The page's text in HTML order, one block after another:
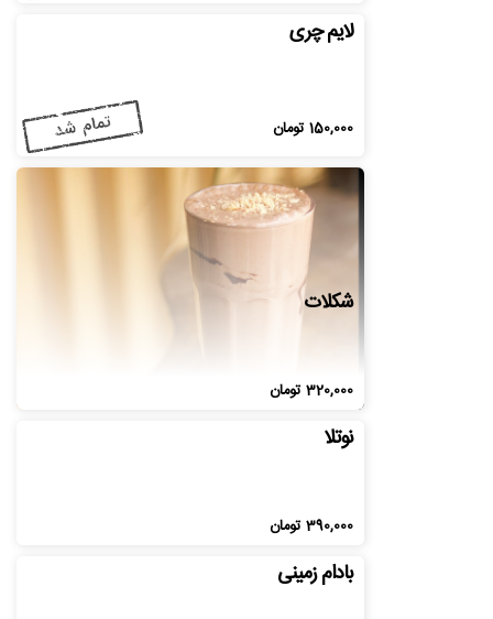
لایم چری
150,000تومان
شکلات
320,000تومان
نوتلا
390,000تومان
بادام زمینی